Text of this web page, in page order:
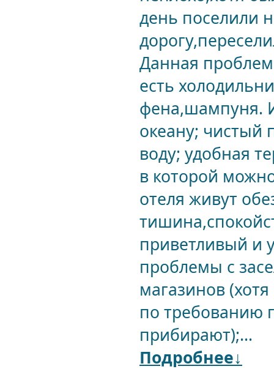
день поселили
Данная
есть
фена,шампуня.
океану; чистый
воду; удобная
в которой
отеля живут
приветливый и
проблемы с
магазинов
по требованию
прибирают);...
Подробнее↓